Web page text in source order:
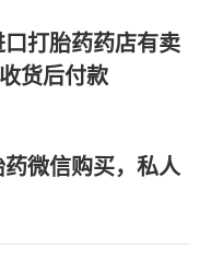
打胎药药店有卖
货后付款
微信购买，私人